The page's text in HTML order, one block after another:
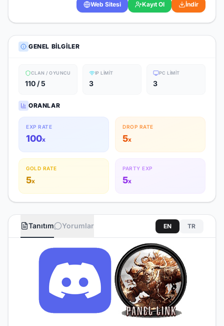
Web Sitesi
Kayıt Ol İndir
GENEL BILGILER
CLAN / OYUNCU
110 / 5
IP LIMIT
3
PC LIMIT
3
ORANLAR
EXP RATE
100x
DROP RATE
5x
GOLD RATE
5x
PARTY EXP
5x
Tanıtım Yorumlar EN TR